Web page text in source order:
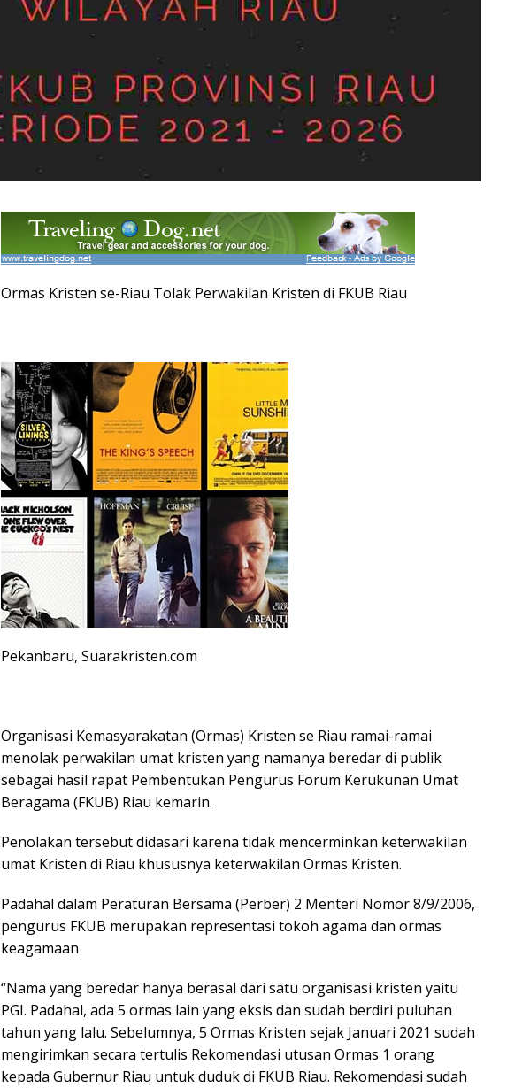
Ormas Kristen se-Riau Tolak Perwakilan Kristen di FKUB Riau
Pekanbaru, Suarakristen.com
Organisasi Kemasyarakatan (Ormas) Kristen se Riau ramai-ramai
menolak perwakilan umat kristen yang namanya beredar di publik
sebagai hasil rapat Pembentukan Pengurus Forum Kerukunan Umat
Beragama (FKUB) Riau kemarin.
Penolakan tersebut didasari karena tidak mencerminkan keterwakilan
umat Kristen di Riau khususnya keterwakilan Ormas Kristen.
Padahal dalam Peraturan Bersama (Perber) 2 Menteri Nomor 8/9/2006,
pengurus FKUB merupakan representasi tokoh agama dan ormas
keagamaan
“Nama yang beredar hanya berasal dari satu organisasi kristen yaitu
PGI. Padahal, ada 5 ormas lain yang eksis dan sudah berdiri puluhan
tahun yang lalu. Sebelumnya, 5 Ormas Kristen sejak Januari 2021 sudah
mengirimkan secara tertulis Rekomendasi utusan Ormas 1 orang
kepada Gubernur Riau untuk duduk di FKUB Riau. Rekomendasi sudah